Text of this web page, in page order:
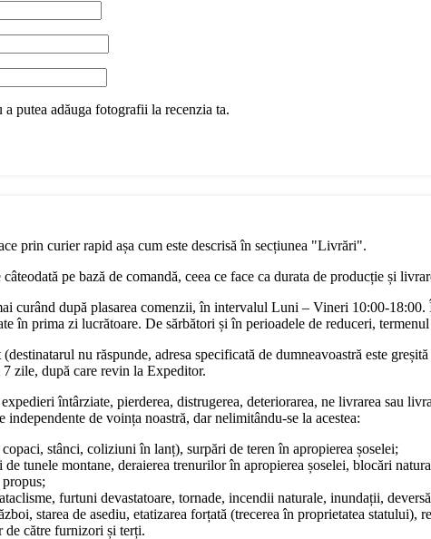
putea adăuga fotografii la recenzia ta.
prin curier rapid așa cum este descrisă în secțiunea "Livrări".
pe bază de comandă, ceea ce face ca durata de producție și
curând după plasarea comenzii, în intervalul Luni – Vineri 10:00-
în prima zi lucrătoare. De sărbători și în perioadele de reduceri,
nu răspunde, adresa specificată de dumneavoastră este
zile, după care revin la Expeditor.
întârziate, pierderea, distrugerea, deteriorarea, ne livrarea sau
independente de voința noastră, dar nelimitându-se la acestea:
stânci, coliziuni în lanț), surpări de teren în apropierea șoselei;
de tunele montane, deraierea trenurilor în apropierea șoselei, blocări
furtuni devastatoare, tornade, incendii naturale, inundații,
starea de asediu, etatizarea forțată (trecerea în proprietatea statului),
de către furnizori și terți.